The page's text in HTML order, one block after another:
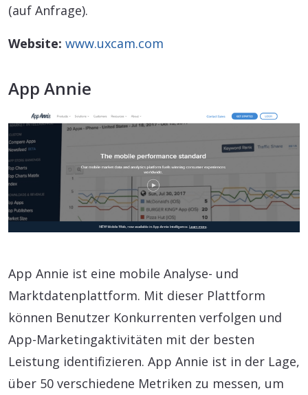
(auf Anfrage).
Website: www.uxcam.com
App Annie
App Annie ist eine mobile Analyse- und
Marktdatenplattform. Mit dieser Plattform
können Benutzer Konkurrenten verfolgen und
App-Marketingaktivitäten mit der besten
Leistung identifizieren. App Annie ist in der Lage,
über 50 verschiedene Metriken zu messen, um